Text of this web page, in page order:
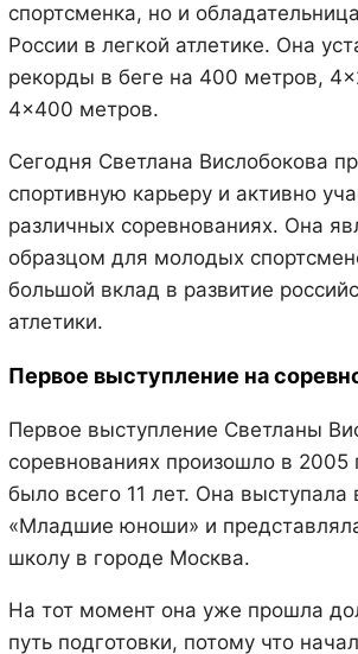
спортсменка, но и
России в легкой атлетике. Она
рекорды в беге на 400 метров,
4×400 метров.
Сегодня Светлана Вислобокова
спортивную карьеру и активно
различных соревнованиях. Она
образцом для молодых
большой вклад в развитие
атлетики.
Первое выступление на
Первое выступление Светланы
соревнованиях произошло в 2005
было всего 11 лет. Она выступала
«Младшие юноши» и
школу в городе Москва.
На тот момент она уже прошла
путь подготовки, потому что